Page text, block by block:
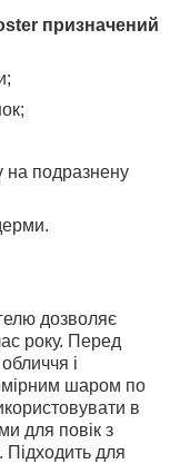
призначений
на подразнену
дозволяє
року. Перед
і
шаром по
в
для повік з
Підходить для